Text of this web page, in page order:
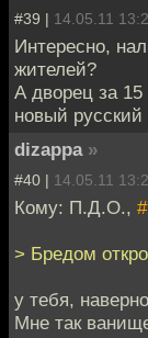
#39 | 14.05.11
Интересно,
жителей?
А дворец за
новый русский
dizappa »
#40 | 14.05.11
Кому: П.Д.О.,
> Бредом
у тебя,
Мне так